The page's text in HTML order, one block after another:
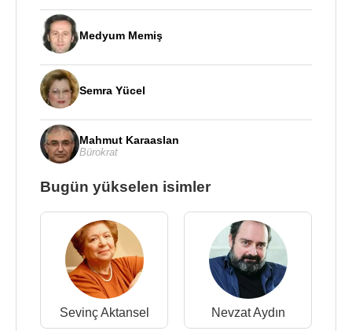
Medyum Memiş
Semra Yücel
Mahmut Karaaslan
Bürokrat
Bugün yükselen isimler
Sevinç Aktansel Nevzat Aydın